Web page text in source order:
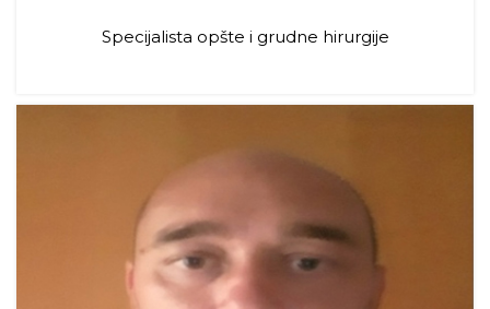
Specijalista opšte i grudne hirurgije